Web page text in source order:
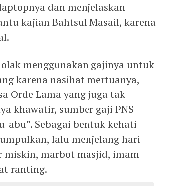
dan menjelaskan
kajian Bahtsul Masail, karena
menggunakan gajinya untuk
karena nasihat mertuanya,
Orde Lama yang juga tak
khawatir, sumber gaji PNS
abu”. Sebagai bentuk kehati-
lalu menjelang hari
miskin, marbot masjid, imam
ranting.